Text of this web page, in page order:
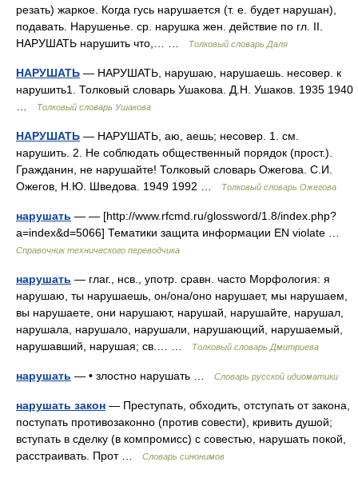
резать) жаркое. Когда гусь нарушается (т. е. будет нарушан),
подавать. Нарушенье. ср. нарушка жен. действие по гл. II.
НАРУШАТЬ нарушить что,… …
Толковый словарь Даля
НАРУШАТЬ — НАРУШАТЬ, нарушаю, нарушаешь. несовер. к
нарушить1. Толковый словарь Ушакова. Д.Н. Ушаков. 1935 1940
Толковый словарь Ушакова
НАРУШАТЬ — НАРУШАТЬ, аю, аешь; несовер. 1. см.
нарушить. 2. Не соблюдать общественный порядок (прост.).
Гражданин, не нарушайте! Толковый словарь Ожегова. С.И.
Ожегов, Н.Ю. Шведова. 1949 1992 …
Толковый словарь Ожегова
нарушать — — [http://www.rfcmd.ru/glossword/1.8/index.php?
a=index&d=5066] Тематики защита информации EN violate …
Справочник технического переводчика
нарушать — глаг., нсв., употр. сравн. часто Морфология: я
нарушаю, ты нарушаешь, он/она/оно нарушает, мы нарушаем,
вы нарушаете, они нарушают, нарушай, нарушайте, нарушал,
нарушала, нарушало, нарушали, нарушающий, нарушаемый,
нарушавший, нарушая; св.… …
Толковый словарь Дмитриева
нарушать — • злостно нарушать … Словарь русской идиоматики
нарушать закон — Преступать, обходить, отступать от закона,
поступать противозаконно (против совести), кривить душой;
вступать в сделку (в компромисс) с совестью, нарушать покой,
расстраивать. Прот …
Словарь синонимов